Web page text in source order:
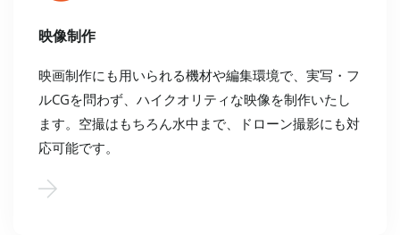
映像制作
映画制作にも用いられる機材や編集環境で、実写・フ
ルCGを問わず、ハイクオリティな映像を制作いたし
ます。空撮はもちろん水中まで、ドローン撮影にも対
応可能です。